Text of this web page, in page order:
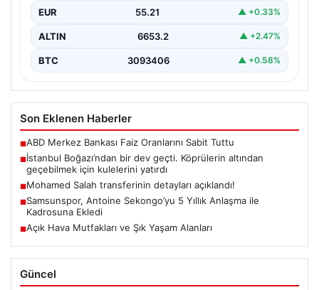
EUR 55.21 ▲ +0.33%
ALTIN 6653.2 ▲ +2.47%
BTC 3093406 ▲ +0.58%
Son Eklenen Haberler
■ABD Merkez Bankası Faiz Oranlarını Sabit Tuttu
■İstanbul Boğazı’ndan bir dev geçti. Köprülerin altından
geçebilmek için kulelerini yatırdı
■Mohamed Salah transferinin detayları açıklandı!
■Samsunspor, Antoine Sekongo’yu 5 Yıllık Anlaşma ile
Kadrosuna Ekledi
■Açık Hava Mutfakları ve Şık Yaşam Alanları
Güncel